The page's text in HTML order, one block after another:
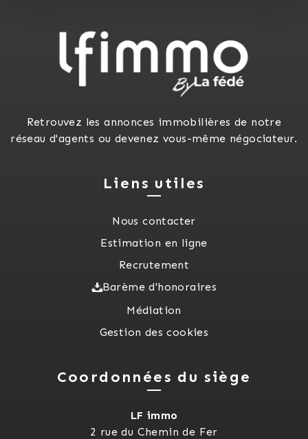
Retrouvez les annonces immobilières de notre
réseau d'agents ou devenez vous-même négociateur.
Liens utiles
Nous contacter
Estimation en ligne
Recrutement
Barème d'honoraires
Médiation
Gestion des cookies
Coordonnées du siège
LF immo
2 rue du Chemin de Fer